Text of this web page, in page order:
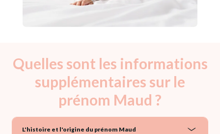
Quelles sont les informations
supplémentaires sur le
prénom Maud ?
L'histoire et l'origine du prénom Maud